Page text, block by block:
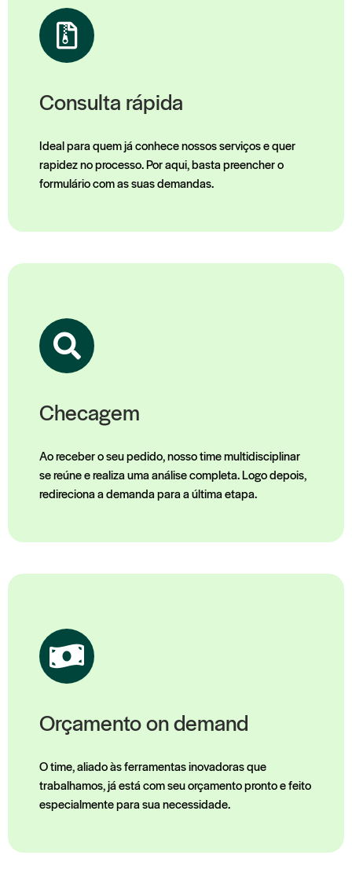
Consulta rápida
Ideal para quem já conhece nossos serviços e quer
rapidez no processo. Por aqui, basta preencher o
formulário com as suas demandas.
Checagem
Ao receber o seu pedido, nosso time multidisciplinar
se reúne e realiza uma análise completa. Logo depois,
redireciona a demanda para a última etapa.
Orçamento on demand
O time, aliado às ferramentas inovadoras que
trabalhamos, já está com seu orçamento pronto e feito
especialmente para sua necessidade.